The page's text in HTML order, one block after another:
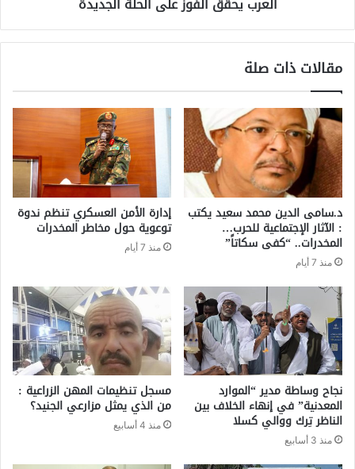
مقالات ذات صلة
د.سامى الدين محمد سعيد يكتب
: الآثار الإجتماعية للحرب…
المخدرات.. “كفى سكاتاً”
منذ 7 أيام
إدارة الأمن العسكري تنظم ندوة
توعوية حول مخاطر المخدرات
منذ 7 أيام
نجاح وساطة مدير “الموارد
المعدنية” في إنهاء الخلاف بين
الناظر تِرك ووالي كسلا
منذ 3 أسابيع
مسجل تنظيمات المهن الزراعية :
من الذي يمثل مزارعي الجنيد؟
منذ 4 أسابيع